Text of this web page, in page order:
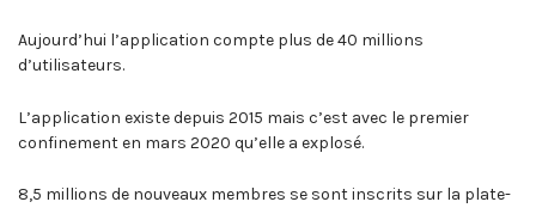
Aujourd’hui l’application compte plus de 40 millions
d’utilisateurs.
L’application existe depuis 2015 mais c’est avec le premier
confinement en mars 2020 qu’elle a explosé.
8,5 millions de nouveaux membres se sont inscrits sur la plate-